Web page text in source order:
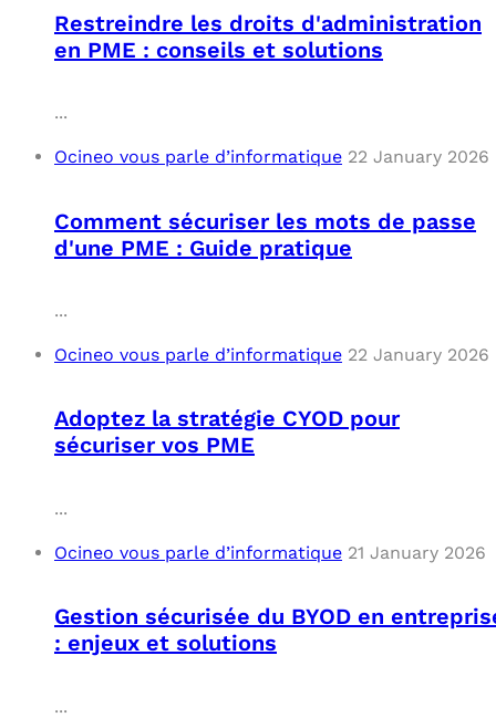
Restreindre les droits d'administration
en PME : conseils et solutions
...
Ocineo vous parle d’informatique 22 January 2026
Comment sécuriser les mots de passe
d'une PME : Guide pratique
...
Ocineo vous parle d’informatique 22 January 2026
Adoptez la stratégie CYOD pour
sécuriser vos PME
...
Ocineo vous parle d’informatique 21 January 2026
Gestion sécurisée du BYOD en
: enjeux et solutions
...